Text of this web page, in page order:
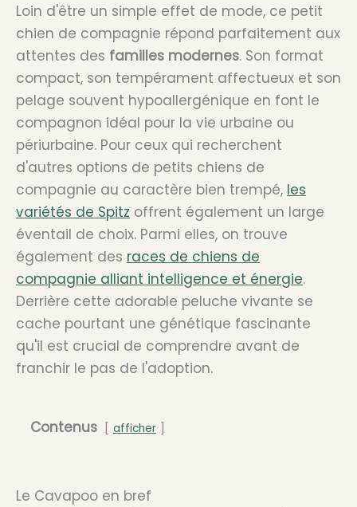
Loin d'être un simple effet de mode, ce petit
chien de compagnie répond parfaitement aux
attentes des familles modernes. Son format
compact, son tempérament affectueux et son
pelage souvent hypoallergénique en font le
compagnon idéal pour la vie urbaine ou
périurbaine. Pour ceux qui recherchent
d'autres options de petits chiens de
compagnie au caractère bien trempé, les
variétés de Spitz offrent également un large
éventail de choix. Parmi elles, on trouve
également des races de chiens de
compagnie alliant intelligence et énergie.
Derrière cette adorable peluche vivante se
cache pourtant une génétique fascinante
qu'il est crucial de comprendre avant de
franchir le pas de l'adoption.
Contenus afficher
Le Cavapoo en bref